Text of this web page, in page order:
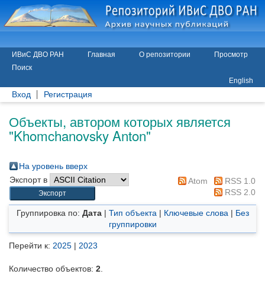
ИВиС ДВО РАН Главная О репозитории
Просмотр
Поиск
English
Вход Регистрация
Объекты, автором которых является
"Khomchanovsky Anton"
На уровень вверх
Экспорт в
Atom
RSS 1.0
RSS 2.0
Группировка по: Дата| Тип объекта | Ключевые слова | Без
группировки
Перейти к: 2025 | 2023
Количество объектов: 2